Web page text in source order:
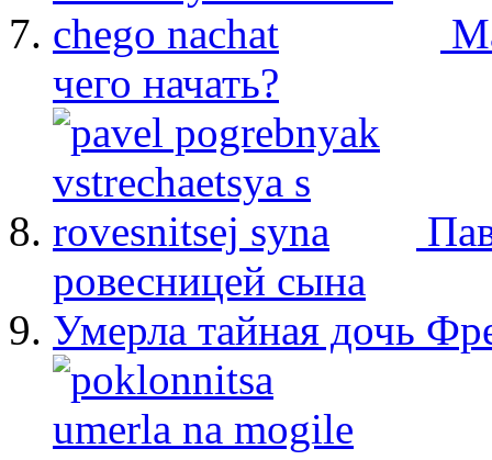
чего начать?
ровесницей сына
Умерла тайная дочь